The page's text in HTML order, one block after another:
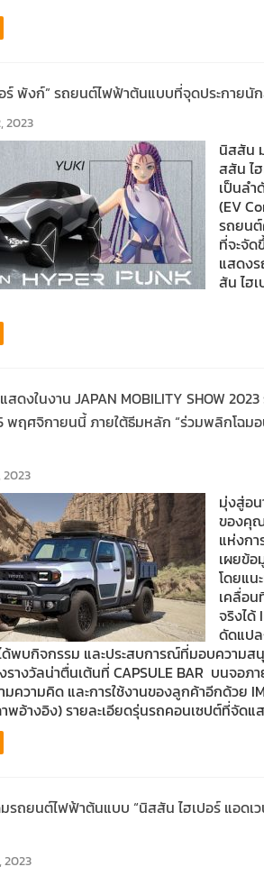
ร์ พังก์” รถยนต์ไฟฟ้าต้นแบบที่จุดประกายนั
2023
นิสสัน
สสัน ไ
เป็นล
(EV
รถยนต์
ที่จะจั
แสดง
สัน ไฮ
สดงในงาน JAPAN MOBILITY SHOW
พฤศจิกายนนี้ ภายใต้ธีมหลัก “ร่วมพลิกโฉ
2023
มุ่งสู่อ
ของคุ
แห่งกา
เผยข้
โดยแน
เคลื่อน
จริงได้
ดัดแปล
ด้พบกิจกรรม และประสบการณ์ที่มอบความส
างวัลน่าตื่นเต้นที่ CAPSULE BAR บนจอภ
ความคิด และการใช้งานของลูกค้าอีกด้วย
พอ้างอิง) รายละเอียดรุ่นรถคอนเซปต์ที่จัดแ
รถยนต์ไฟฟ้าต้นแบบ “นิสสัน ไฮเปอร์ แอดเ
2023